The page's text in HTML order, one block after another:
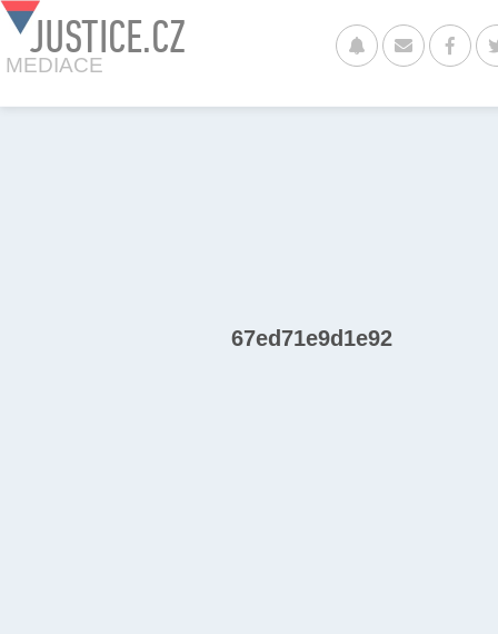
JUSTICE.CZ
MEDIACE
67ed71e9d1e92